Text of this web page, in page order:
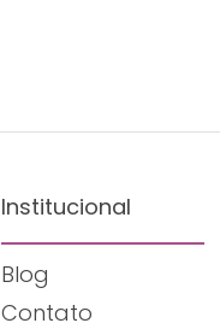
Institucional
Blog
Contato